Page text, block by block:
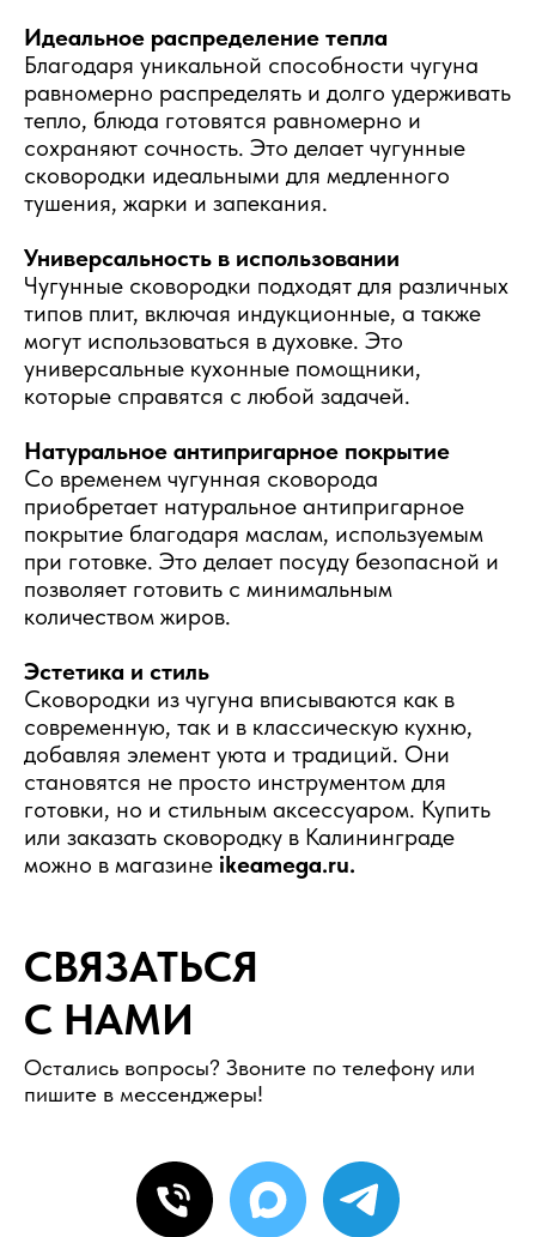
Идеальное распределение тепла
Благодаря уникальной способности чугуна
равномерно распределять и долго удерживать
тепло, блюда готовятся равномерно и
сохраняют сочность. Это делает чугунные
сковородки идеальными для медленного
тушения, жарки и запекания.
Универсальность в использовании
Чугунные сковородки подходят для различных
типов плит, включая индукционные, а также
могут использоваться в духовке. Это
универсальные кухонные помощники,
которые справятся с любой задачей.
Натуральное антипригарное покрытие
Со временем чугунная сковорода
приобретает натуральное антипригарное
покрытие благодаря маслам, используемым
при готовке. Это делает посуду безопасной и
позволяет готовить с минимальным
количеством жиров.
Эстетика и стиль
Сковородки из чугуна вписываются как в
современную, так и в классическую кухню,
добавляя элемент уюта и традиций. Они
становятся не просто инструментом для
готовки, но и стильным аксессуаром. Купить
или заказать сковородку в Калининграде
можно в магазине ikeamega.ru.
СВЯЗАТЬСЯ
С НАМИ
Остались вопросы? Звоните по телефону или
пишите в мессенджеры!